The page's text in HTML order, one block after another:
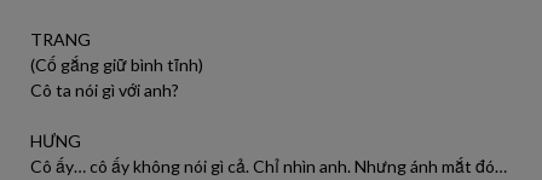
TRANG
(Cố gắng giữ bình tĩnh)
Cô ta nói gì với anh?
HƯNG
Cô ấy… cô ấy không nói gì cả. Chỉ nhìn anh. Nhưng ánh mắt đó…